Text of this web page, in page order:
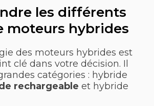
les différents
moteurs hybrides
des moteurs hybrides est
clé dans votre décision. Il
catégories : hybride
rechargeable et hybride